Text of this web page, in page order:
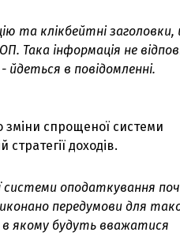
та клікбейтні
Така інформація не
в повідомленні.
зміни спрощеної системи
доходів.
системи оподаткування
передумови для
якому будуть вважатися